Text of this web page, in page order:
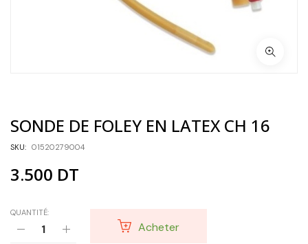
SONDE DE FOLEY EN LATEX CH 16
SKU: 01520279004
3.500 DT
QUANTITÉ:
Acheter